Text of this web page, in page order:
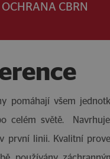
OCHRANA CBRN
pomáhají všem
celém světě.
první linii. Kvalitní